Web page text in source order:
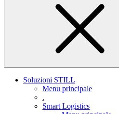
Soluzioni STILL
Menu principale
.
Smart Logistics